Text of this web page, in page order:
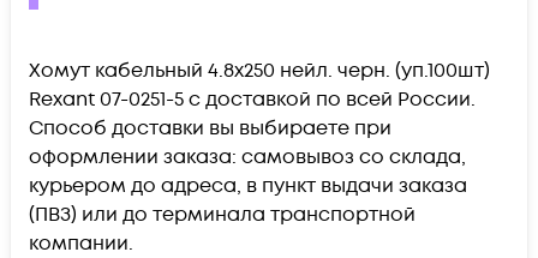
Хомут кабельный 4.8х250 нейл. черн. (уп.100шт)
Rexant 07-0251-5 c доставкой по всей России.
Способ доставки вы выбираете при
оформлении заказа: самовывоз со склада,
курьером до адреса, в пункт выдачи заказа
(ПВЗ) или до терминала транспортной
компании.